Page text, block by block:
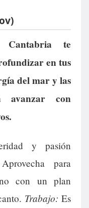
te
en tus
del mar y las
avanzar con
y pasión
para
con un plan
Trabajo: Es